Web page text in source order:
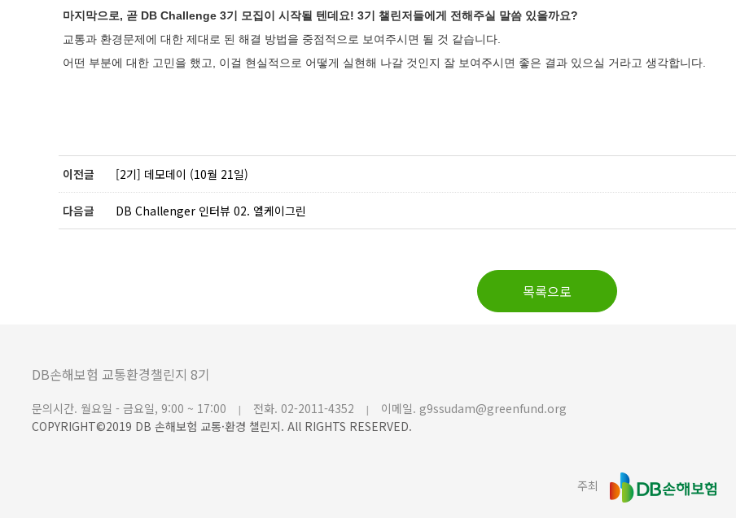
마지막으로, 곧 DB Challenge 3기 모집이 시작될 텐데요! 3기 챌린저들에게 전해주실 말씀 있을까요?
교통과 환경문제에 대한 제대로 된 해결 방법을 중점적으로 보여주시면 될 것 같습니다.
어떤 부분에 대한 고민을 했고, 이걸 현실적으로 어떻게 실현해 나갈 것인지 잘 보여주시면 좋은 결과 있으실 거라고 생각합니다.
이전글 [2기] 데모데이 (10월 21일)
다음글 DB Challenger 인터뷰 02. 엘케이그린
목록으로
DB손해보험 교통환경챌린지 8기
문의시간. 월요일 - 금요일, 9:00 ~ 17:00 | 전화. 02-2011-4352 |
이메일. g9ssudam@greenfund.org
COPYRIGHT©2019 DB 손해보험 교통·환경 챌린지. All RIGHTS RESERVED.
주최